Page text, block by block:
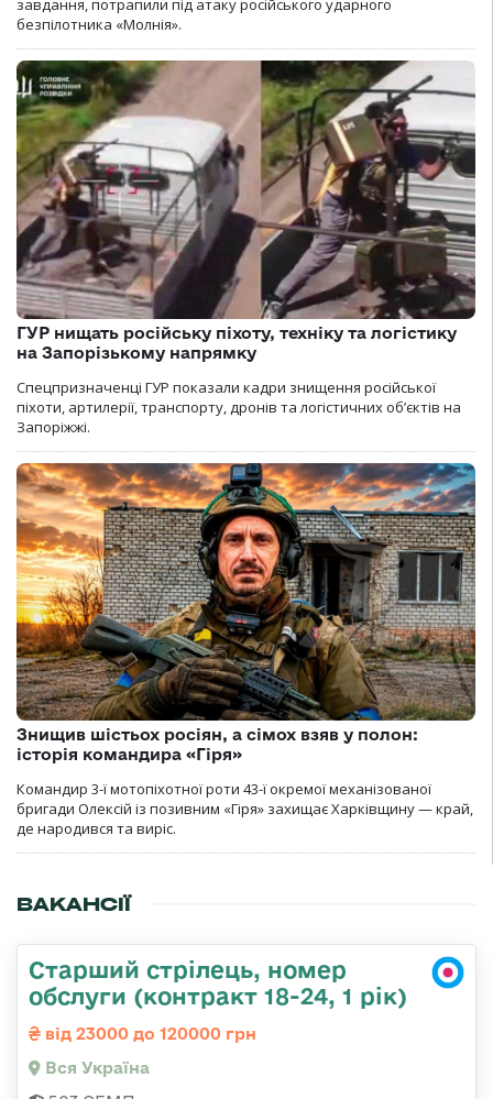
завдання, потрапили під атаку російського ударного
безпілотника «Молнія».
ГУР нищать російську піхоту, техніку та логістику
на Запорізькому напрямку
Спецпризначенці ГУР показали кадри знищення російської
піхоти, артилерії, транспорту, дронів та логістичних об’єктів на
Запоріжжі.
Знищив шістьох росіян, а сімох взяв у полон:
історія командира «Гіря»
Командир 3-ї мотопіхотної роти 43-ї окремої механізованої
бригади Олексій із позивним «Гіря» захищає Харківщину — край,
де народився та виріс.
ВАКАНСІЇ
Старший стрілець, номер
обслуги (контракт 18-24, 1 рік)
від 23000 до 120000 грн
Вся Україна